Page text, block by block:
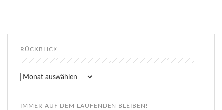
RÜCKBLICK
Rückblick
IMMER AUF DEM LAUFENDEN BLEIBEN!